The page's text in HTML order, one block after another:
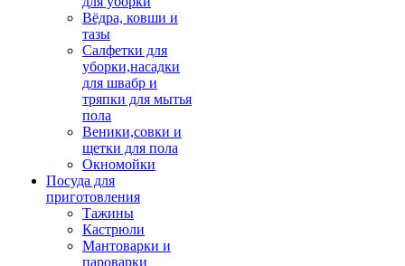
Вёдра, ковши и
тазы
Салфетки для
уборки,насадки
для швабр и
тряпки для мытья
пола
Веники,совки и
щетки для пола
Окномойки
Посуда для
приготовления
Тажины
Кастрюли
Мантоварки и
пароварки